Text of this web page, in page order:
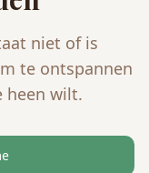
niet of is
te ontspannen
heen wilt.